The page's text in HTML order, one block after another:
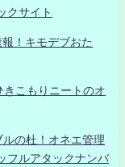
クサイト
！キモデブおた
こもりニートのオ
の杜！オネエ管理
フルアタックナンバ